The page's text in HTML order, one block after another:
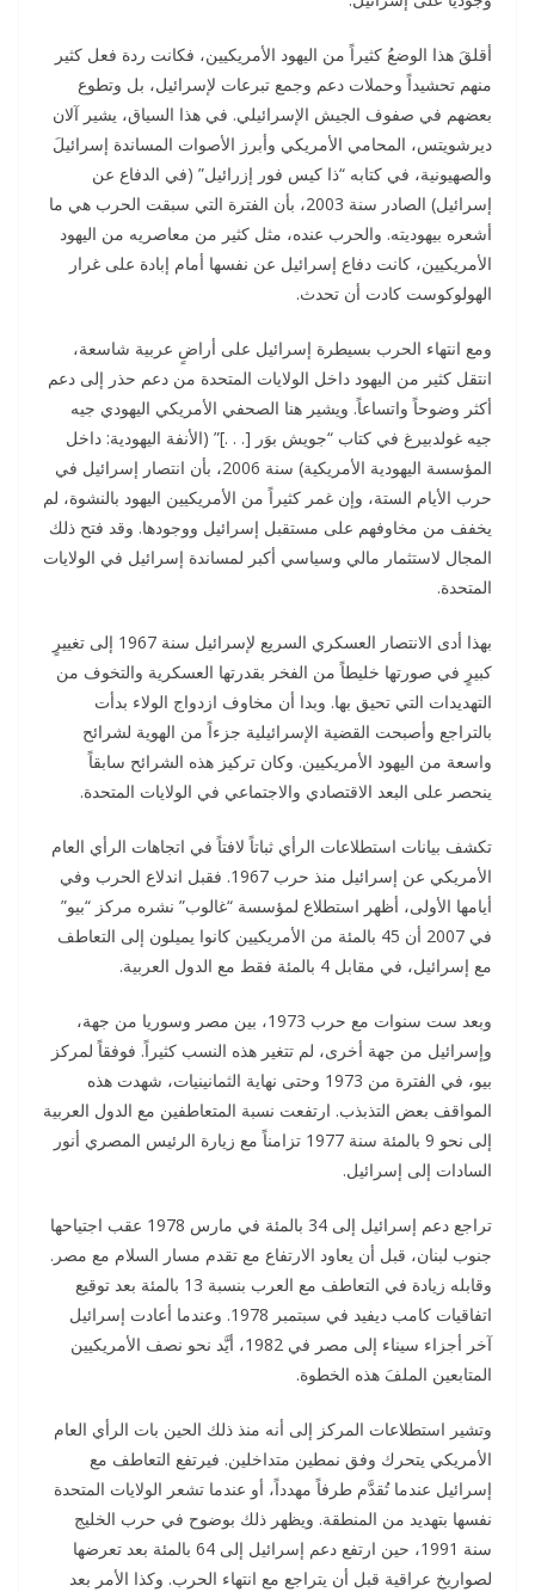
أقلقَ هذا الوضعُ كثيراً من اليهود الأمريكيين، فكانت ردة فعل كثير
منهم تحشيداً وحملات دعم وجمع تبرعات لإسرائيل، بل وتطوع
بعضهم في صفوف الجيش الإسرائيلي. في هذا السياق، يشير آلان
ديرشويتس، المحامي الأمريكي وأبرز الأصوات المساندة إسرائيلَ
والصهيونية، في كتابه “ذا كيس فور إزرائيل” (في الدفاع عن
إسرائيل) الصادر سنة 2003، بأن الفترة التي سبقت الحرب هي ما
أشعره بيهوديته. والحرب عنده، مثل كثير من معاصريه من اليهود
الأمريكيين، كانت دفاع إسرائيل عن نفسها أمام إبادة على غرار
الهولوكوست كادت أن تحدث.
ومع انتهاء الحرب بسيطرة إسرائيل على أراضٍ عربية شاسعة،
انتقل كثير من اليهود داخل الولايات المتحدة من دعم حذر إلى دعم
أكثر وضوحاً واتساعاً. ويشير هنا الصحفي الأمريكي اليهودي جيه
جيه غولدبيرغ في كتاب “جويش بوَر [. . .]” (الأنفة اليهودية: داخل
المؤسسة اليهودية الأمريكية) سنة 2006، بأن انتصار إسرائيل في
حرب الأيام الستة، وإن غمر كثيراً من الأمريكيين اليهود بالنشوة، لم
يخفف من مخاوفهم على مستقبل إسرائيل ووجودها. وقد فتح ذلك
المجال لاستثمار مالي وسياسي أكبر لمساندة إسرائيل في الولايات
المتحدة.
بهذا أدى الانتصار العسكري السريع لإسرائيل سنة 1967 إلى تغييرٍ
كبيرٍ في صورتها خليطاً من الفخر بقدرتها العسكرية والتخوف من
التهديدات التي تحيق بها. وبدا أن مخاوف ازدواج الولاء بدأت
بالتراجع وأصبحت القضية الإسرائيلية جزءاً من الهوية لشرائح
واسعة من اليهود الأمريكيين. وكان تركيز هذه الشرائح سابقاً
ينحصر على البعد الاقتصادي والاجتماعي في الولايات المتحدة.
تكشف بيانات استطلاعات الرأي ثباتاً لافتاً في اتجاهات الرأي العام
الأمريكي عن إسرائيل منذ حرب 1967. فقبل اندلاع الحرب وفي
أيامها الأولى، أظهر استطلاع لمؤسسة “غالوب” نشره مركز “بيو”
في 2007 أن 45 بالمئة من الأمريكيين كانوا يميلون إلى التعاطف
مع إسرائيل، في مقابل 4 بالمئة فقط مع الدول العربية.
وبعد ست سنوات مع حرب 1973، بين مصر وسوريا من جهة،
وإسرائيل من جهة أخرى، لم تتغير هذه النسب كثيراً. فوفقاً لمركز
بيو، في الفترة من 1973 وحتى نهاية الثمانينيات، شهدت هذه
المواقف بعض التذبذب. ارتفعت نسبة المتعاطفين مع الدول العربية
إلى نحو 9 بالمئة سنة 1977 تزامناً مع زيارة الرئيس المصري أنور
السادات إلى إسرائيل.
تراجع دعم إسرائيل إلى 34 بالمئة في مارس 1978 عقب اجتياحها
جنوب لبنان، قبل أن يعاود الارتفاع مع تقدم مسار السلام مع مصر.
وقابله زيادة في التعاطف مع العرب بنسبة 13 بالمئة بعد توقيع
اتفاقيات كامب ديفيد في سبتمبر 1978. وعندما أعادت إسرائيل
آخر أجزاء سيناء إلى مصر في 1982، أيَّد نحو نصف الأمريكيين
المتابعين الملفَ هذه الخطوة.
وتشير استطلاعات المركز إلى أنه منذ ذلك الحين بات الرأي العام
الأمريكي يتحرك وفق نمطين متداخلين. فيرتفع التعاطف مع
إسرائيل عندما تُقدَّم طرفاً مهدداً، أو عندما تشعر الولايات المتحدة
نفسها بتهديد من المنطقة. ويظهر ذلك بوضوح في حرب الخليج
سنة 1991، حين ارتفع دعم إسرائيل إلى 64 بالمئة بعد تعرضها
لصواريخ عراقية قبل أن يتراجع مع انتهاء الحرب. وكذا الأمر بعد